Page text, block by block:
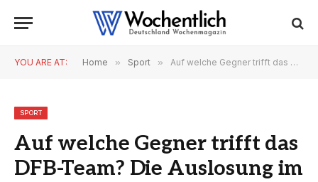
YOU ARE AT: Home » Sport » Auf welche Gegner trifft das DFB-Team? Die Auslosung im Liveticker
SPORT
Auf welche Gegner trifft das
DFB-Team? Die Auslosung im